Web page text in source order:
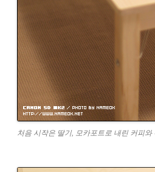
처음 시작은 딸기, 모카포트로 내린 커피와